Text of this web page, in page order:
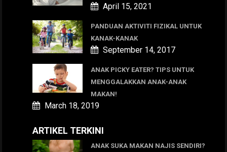
April 15, 2021
PANDUAN AKTIVITI FIZIKAL UNTUK
KANAK-KANAK
September 14, 2017
ANAK PICKY EATER? TIPS UNTUK
MENGGALAKKAN ANAK-ANAK
MAKAN!
March 18, 2019
ARTIKEL TERKINI
ANAK SUKA MAKAN NAJIS SENDIRI?